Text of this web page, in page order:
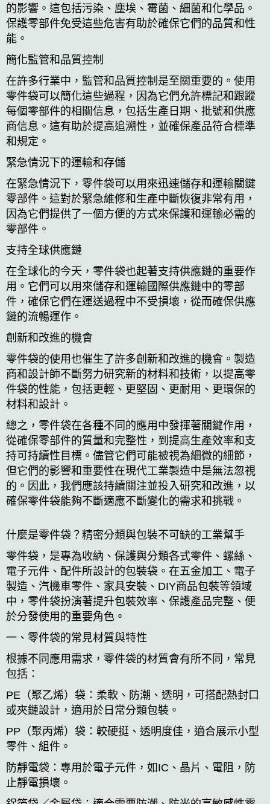
的影響。這包括污染、塵埃、霉菌、細菌和化學品。
保護零部件免受這些危害有助於確保它們的品質和性
能。
簡化監管和品質控制
在許多行業中，監管和品質控制是至關重要的。使用
零件袋可以簡化這些過程，因為它們允許標記和跟蹤
每個零部件的相關信息，包括生產日期、批號和供應
商信息。這有助於提高追溯性，並確保產品符合標準
和規定。
緊急情況下的運輸和存儲
在緊急情況下，零件袋可以用來迅速儲存和運輸關鍵
零部件。這對於緊急維修和生產中斷恢復非常有用，
因為它們提供了一個方便的方式來保護和運輸必需的
零部件。
支持全球供應鏈
在全球化的今天，零件袋也起著支持供應鏈的重要作
用。它們可以用來儲存和運輸國際供應鏈中的零部
件，確保它們在運送過程中不受損壞，從而確保供應
鏈的流暢運作。
創新和改進的機會
零件袋的使用也催生了許多創新和改進的機會。製造
商和設計師不斷努力研究新的材料和技術，以提高零
件袋的性能，包括更輕、更堅固、更耐用、更環保的
材料和設計。
總之，零件袋在各種不同的應用中發揮著關鍵作用，
從確保零部件的質量和完整性，到提高生產效率和支
持可持續性目標。儘管它們可能被視為細微的細節，
但它們的影響和重要性在現代工業製造中是無法忽視
的。因此，我們應該持續關注並投入研究和改進，以
確保零件袋能夠不斷適應不斷變化的需求和挑戰。
什麼是零件袋？精密分類與包裝不可缺的工業幫手
零件袋，是專為收納、保護與分類各式零件、螺絲、
電子元件、配件所設計的包裝袋。在五金加工、電子
製造、汽機車零件、家具安裝、DIY商品包裝等領域
中，零件袋扮演著提升包裝效率、保護產品完整、便
於分發使用的重要角色。
一、零件袋的常見材質與特性
根據不同應用需求，零件袋的材質會有所不同，常見
包括：
PE（聚乙烯）袋：柔軟、防潮、透明，可搭配熱封口
或夾鏈設計，適用於日常分類包裝。
PP（聚丙烯）袋：較硬挺、透明度佳，適合展示小型
零件、組件。
防靜電袋：專用於電子元件，如IC、晶片、電阻，防
止靜電損壞。